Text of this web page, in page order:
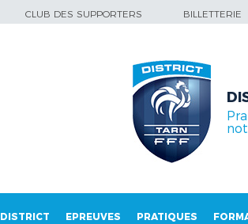
CLUB DES SUPPORTERS BILLETTERIE
DISTRICT EPREUVES PRATIQUES